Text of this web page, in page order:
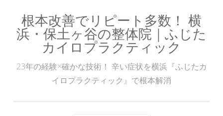
ン
根本改善でリピート多数！ 横
浜・保土ヶ谷の整体院｜ふじた
カイロプラクティック
23年の経験×確かな技術！ 辛い症状を横浜『ふじたカ
イロプラクティック』で根本解消